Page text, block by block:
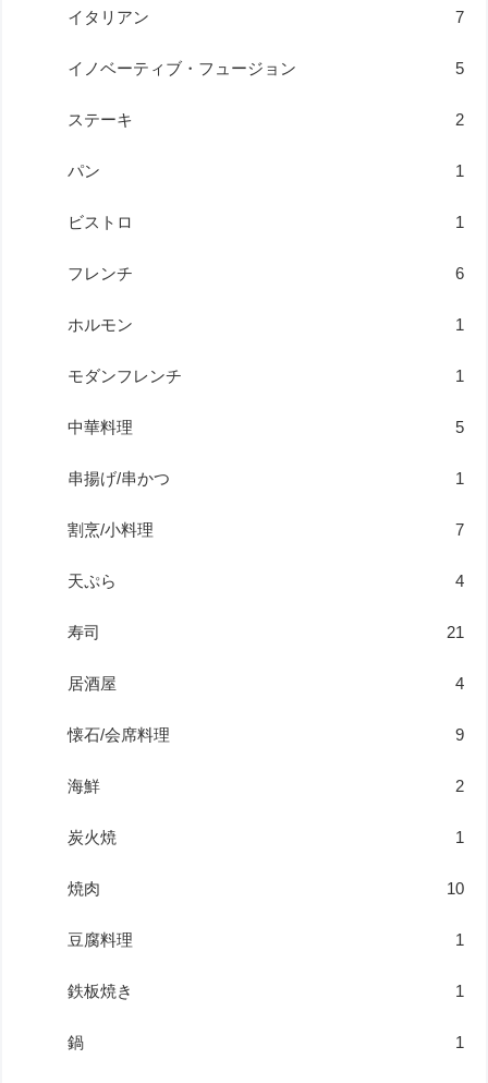
イタリアン 7
イノベーティブ・フュージョン 5
ステーキ 2
パン 1
ビストロ 1
フレンチ 6
ホルモン 1
モダンフレンチ 1
中華料理 5
串揚げ/串かつ 1
割烹/小料理 7
天ぷら 4
寿司 21
居酒屋 4
懐石/会席料理 9
海鮮 2
炭火焼 1
焼肉 10
豆腐料理 1
鉄板焼き 1
鍋 1